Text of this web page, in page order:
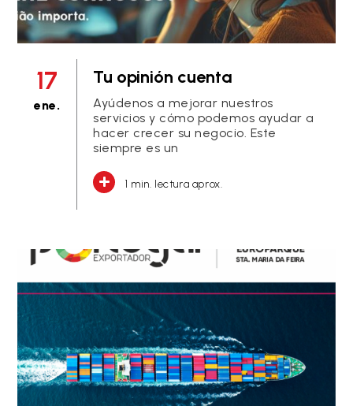
17
ene.
Tu opinión cuenta
Ayúdenos a mejorar nuestros
servicios y cómo podemos ayudar a
hacer crecer su negocio. Este
siempre es un
1 min. lectura aprox.